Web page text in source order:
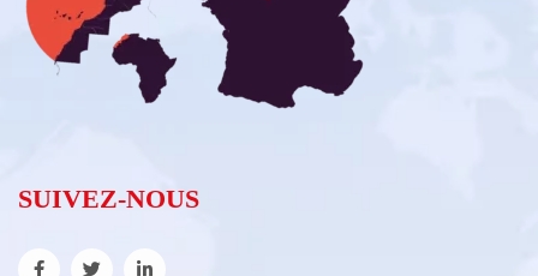
SUIVEZ-NOUS